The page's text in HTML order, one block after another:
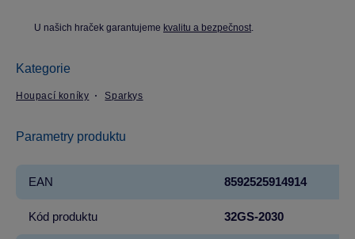
U našich hraček garantujeme kvalitu a bezpečnost.
Kategorie
Houpací koníky Sparkys
Parametry produktu
EAN 8592525914914
Kód produktu 32GS-2030